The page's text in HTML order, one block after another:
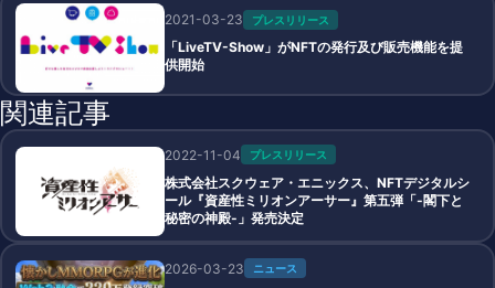
2021-03-23 プレスリリース
「LiveTV-Show」がNFTの発行及び販売機能を提
供開始
関連記事
2022-11-04 プレスリリース
株式会社スクウェア・エニックス、NFTデジタルシ
ール『資産性ミリオンアーサー』第五弾「-閣下と
秘密の神殿-」発売決定
2026-03-23 ニュース